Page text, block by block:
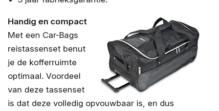
Handig en compact
Met een Car-Bags
reistassenset benut
je de kofferruimte
optimaal. Voordeel
van deze tassenset
is dat deze volledig opvouwbaar is, en dus